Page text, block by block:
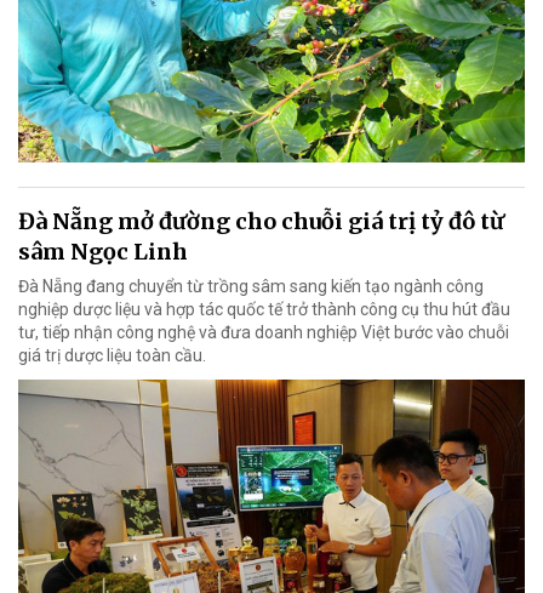
Đà Nẵng mở đường cho chuỗi giá trị tỷ đô từ
sâm Ngọc Linh
Đà Nẵng đang chuyển từ trồng sâm sang kiến tạo ngành công
nghiệp dược liệu và hợp tác quốc tế trở thành công cụ thu hút đầu
tư, tiếp nhận công nghệ và đưa doanh nghiệp Việt bước vào chuỗi
giá trị dược liệu toàn cầu.